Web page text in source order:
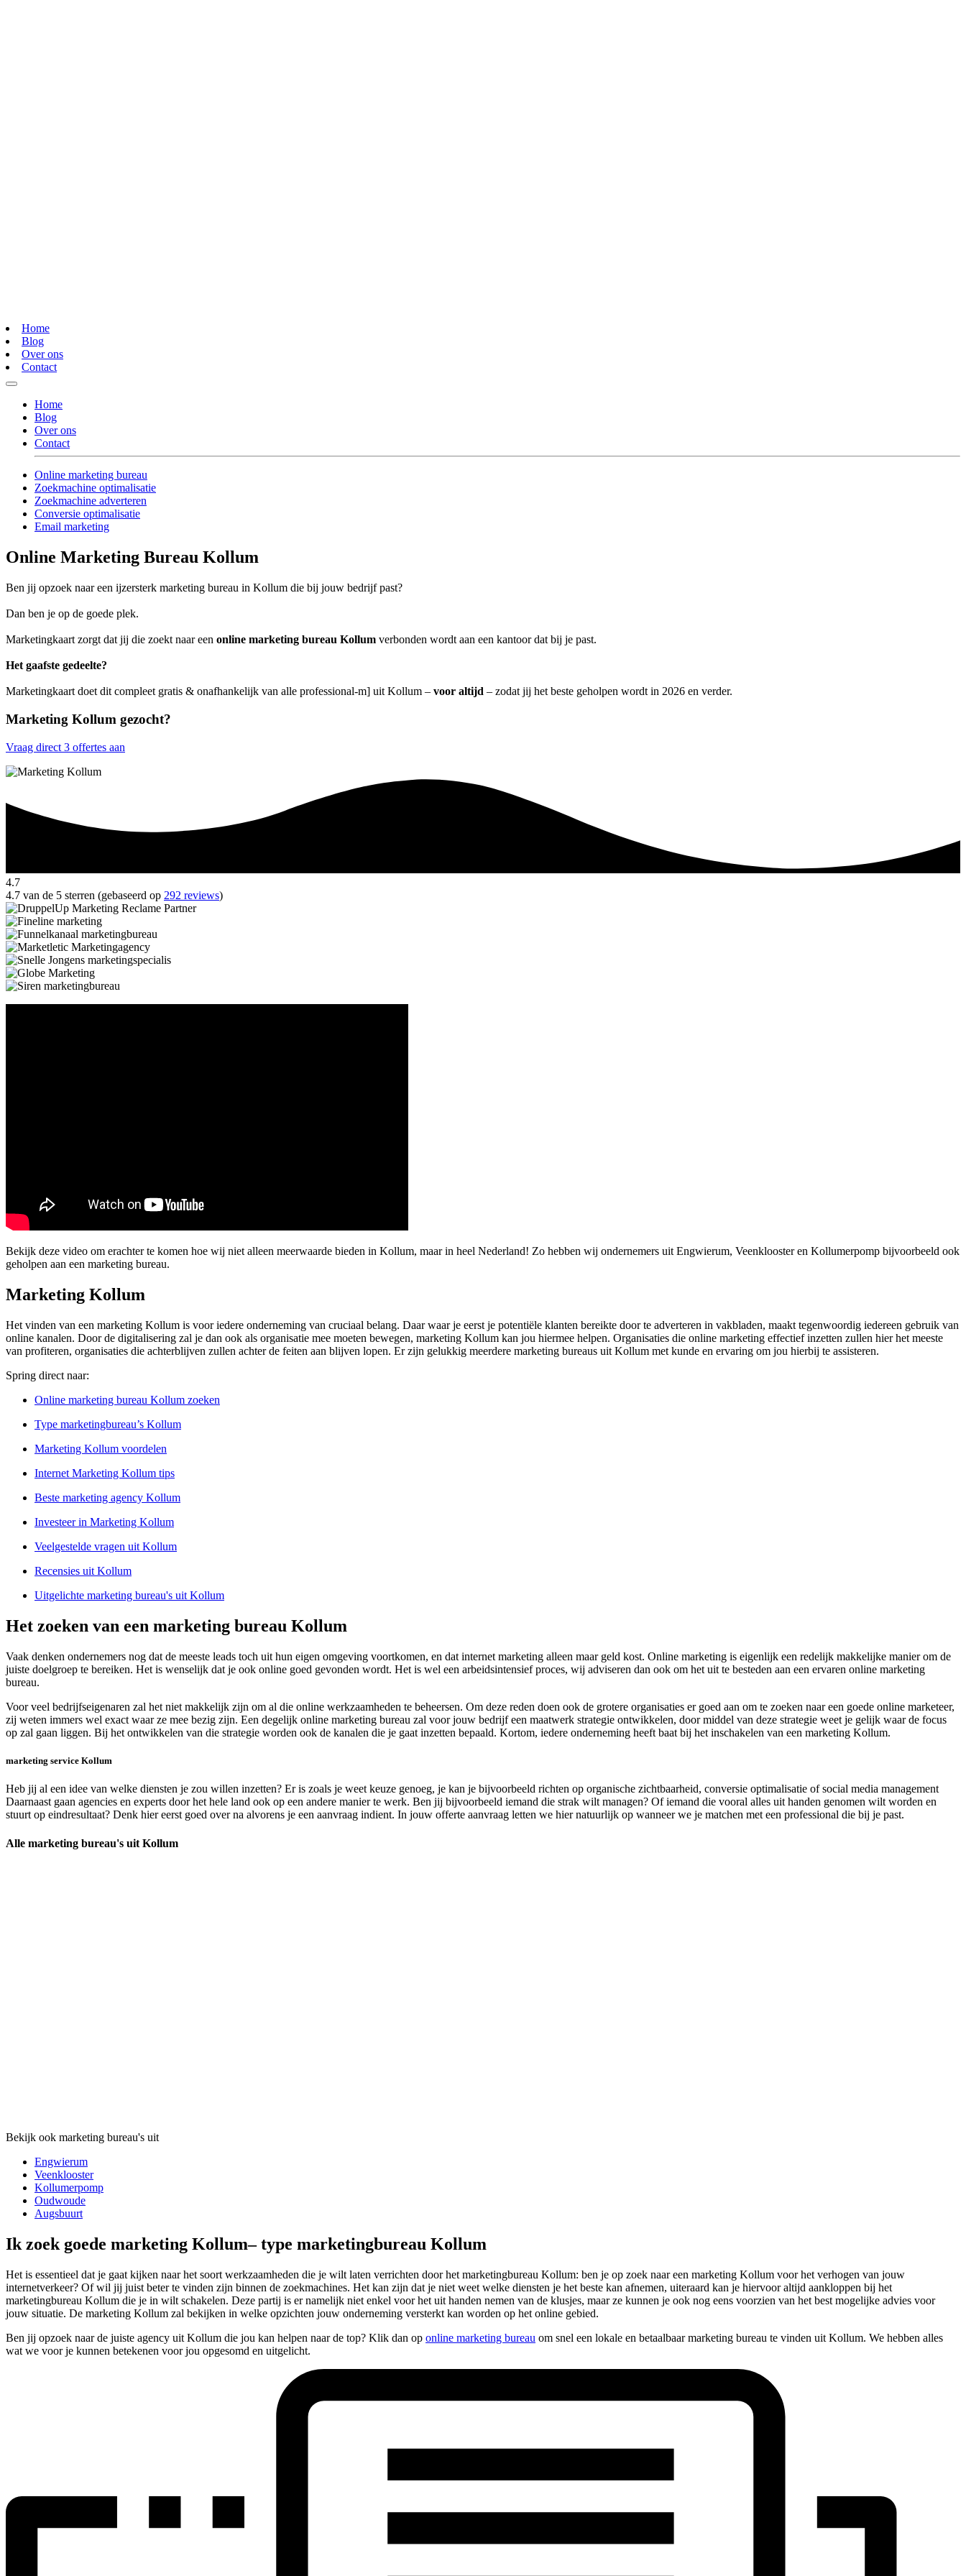
Home
Blog
Over ons
Contact
Home
Blog
Over ons
Contact
Online marketing bureau
Zoekmachine optimalisatie
Zoekmachine adverteren
Conversie optimalisatie
Email marketing
Online Marketing Bureau Kollum
Ben jij opzoek naar een ijzersterk marketing bureau in Kollum die bij jouw bedrijf past?
Dan ben je op de goede plek.
Marketingkaart zorgt dat jij die zoekt naar een online marketing bureau Kollum verbonden wordt aan een kantoor dat bij je past.
Het gaafste gedeelte?
Marketingkaart doet dit compleet gratis & onafhankelijk van alle professional-m] uit Kollum – voor altijd – zodat jij het beste geholpen wordt in 2026 en verder.
Marketing Kollum gezocht?
Vraag direct 3 offertes aan
4.7
4.7 van de 5 sterren (gebaseerd op 292 reviews)
Bekijk deze video om erachter te komen hoe wij niet alleen meerwaarde bieden in Kollum, maar in heel Nederland! Zo hebben wij ondernemers uit Engwierum, Veenklooster en Kollumerpomp bijvoorbeeld ook
geholpen aan een marketing bureau.
Marketing Kollum
Het vinden van een marketing Kollum is voor iedere onderneming van cruciaal belang. Daar waar je eerst je potentiële klanten bereikte door te adverteren in vakbladen, maakt tegenwoordig iedereen gebruik van
online kanalen. Door de digitalisering zal je dan ook als organisatie mee moeten bewegen, marketing Kollum kan jou hiermee helpen. Organisaties die online marketing effectief inzetten zullen hier het meeste
van profiteren, organisaties die achterblijven zullen achter de feiten aan blijven lopen. Er zijn gelukkig meerdere marketing bureaus uit Kollum met kunde en ervaring om jou hierbij te assisteren.
Spring direct naar:
Online marketing bureau Kollum zoeken
Type marketingbureau’s Kollum
Marketing Kollum voordelen
Internet Marketing Kollum tips
Beste marketing agency Kollum
Investeer in Marketing Kollum
Veelgestelde vragen uit Kollum
Recensies uit Kollum
Uitgelichte marketing bureau's uit Kollum
Het zoeken van een marketing bureau Kollum
Vaak denken ondernemers nog dat de meeste leads toch uit hun eigen omgeving voortkomen, en dat internet marketing alleen maar geld kost. Online marketing is eigenlijk een redelijk makkelijke manier om de
juiste doelgroep te bereiken. Het is wenselijk dat je ook online goed gevonden wordt. Het is wel een arbeidsintensief proces, wij adviseren dan ook om het uit te besteden aan een ervaren online marketing
bureau.
Voor veel bedrijfseigenaren zal het niet makkelijk zijn om al die online werkzaamheden te beheersen. Om deze reden doen ook de grotere organisaties er goed aan om te zoeken naar een goede online marketeer,
zij weten immers wel exact waar ze mee bezig zijn. Een degelijk online marketing bureau zal voor jouw bedrijf een maatwerk strategie ontwikkelen, door middel van deze strategie weet je gelijk waar de focus
op zal gaan liggen. Bij het ontwikkelen van die strategie worden ook de kanalen die je gaat inzetten bepaald. Kortom, iedere onderneming heeft baat bij het inschakelen van een marketing Kollum.
marketing service Kollum
Heb jij al een idee van welke diensten je zou willen inzetten? Er is zoals je weet keuze genoeg, je kan je bijvoorbeeld richten op organische zichtbaarheid, conversie optimalisatie of social media management
Daarnaast gaan agencies en experts door het hele land ook op een andere manier te werk. Ben jij bijvoorbeeld iemand die strak wilt managen? Of iemand die vooral alles uit handen genomen wilt worden en
stuurt op eindresultaat? Denk hier eerst goed over na alvorens je een aanvraag indient. In jouw offerte aanvraag letten we hier natuurlijk op wanneer we je matchen met een professional die bij je past.
Alle marketing bureau's uit Kollum
Bekijk ook marketing bureau's uit
Engwierum
Veenklooster
Kollumerpomp
Oudwoude
Augsbuurt
Ik zoek goede marketing Kollum– type marketingbureau Kollum
Het is essentieel dat je gaat kijken naar het soort werkzaamheden die je wilt laten verrichten door het marketingbureau Kollum: ben je op zoek naar een marketing Kollum voor het verhogen van jouw
internetverkeer? Of wil jij juist beter te vinden zijn binnen de zoekmachines. Het kan zijn dat je niet weet welke diensten je het beste kan afnemen, uiteraard kan je hiervoor altijd aankloppen bij het
marketingbureau Kollum die je in wilt schakelen. Deze partij is er namelijk niet enkel voor het uit handen nemen van de klusjes, maar ze kunnen je ook nog eens voorzien van het best mogelijke advies voor
jouw situatie. De marketing Kollum zal bekijken in welke opzichten jouw onderneming versterkt kan worden op het online gebied.
Ben jij opzoek naar de juiste agency uit Kollum die jou kan helpen naar de top? Klik dan op online marketing bureau om snel een lokale en betaalbaar marketing bureau te vinden uit Kollum. We hebben alles
wat we voor je kunnen betekenen voor jou opgesomd en uitgelicht.